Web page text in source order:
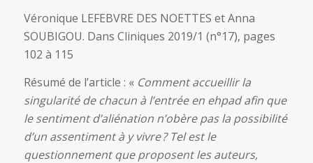
Véronique LEFEBVRE DES NOETTES et Anna
SOUBIGOU. Dans Cliniques 2019/1 (n°17), pages
102 à 115
Résumé de l’article : « Comment accueillir la
singularité de chacun à l’entrée en ehpad afin que
le sentiment d’aliénation n’obère pas la possibilité
d’un assentiment à y vivre ? Tel est le
questionnement que proposent les auteurs,